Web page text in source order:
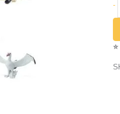
-